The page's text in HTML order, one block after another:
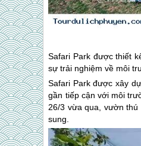
Safari Park được thiết
sự trải nghiệm về môi
Safari Park được xây
gần tiếp cận với môi
26/3 vừa qua, vườn
sung.